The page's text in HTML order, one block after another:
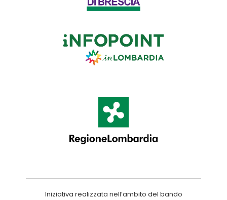
Iniziativa realizzata nell’ambito del bando